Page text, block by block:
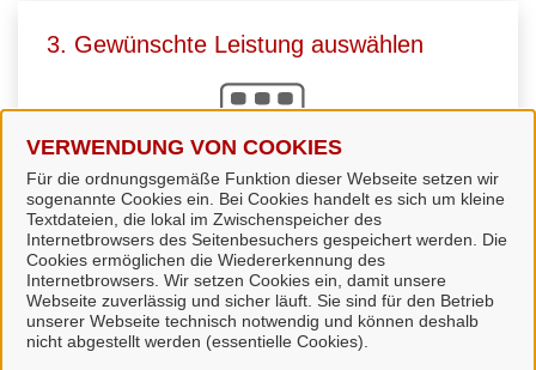
VERWENDUNG VON COOKIES
Für die ordnungsgemäße Funktion dieser Webseite setzen wir
sogenannte Cookies ein. Bei Cookies handelt es sich um kleine
Textdateien, die lokal im Zwischenspeicher des
Internetbrowsers des Seitenbesuchers gespeichert werden. Die
Cookies ermöglichen die Wiedererkennung des
Internetbrowsers. Wir setzen Cookies ein, damit unsere
Webseite zuverlässig und sicher läuft. Sie sind für den Betrieb
unserer Webseite technisch notwendig und können deshalb
nicht abgestellt werden (essentielle Cookies).
3. Gewünschte Leistung auswählen
Siewählen die passende Leistung aus. Viele
Leistungen können Sie direkt online starten und uns
zur Bearbeitung übermitteln.